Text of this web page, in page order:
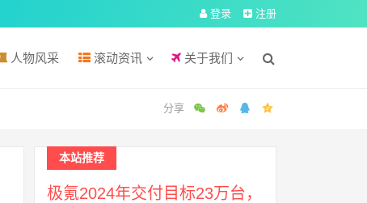
登录 注册
人物风采 滚动资讯 关于我们
本站推荐
极氪2024年交付目标23万台，